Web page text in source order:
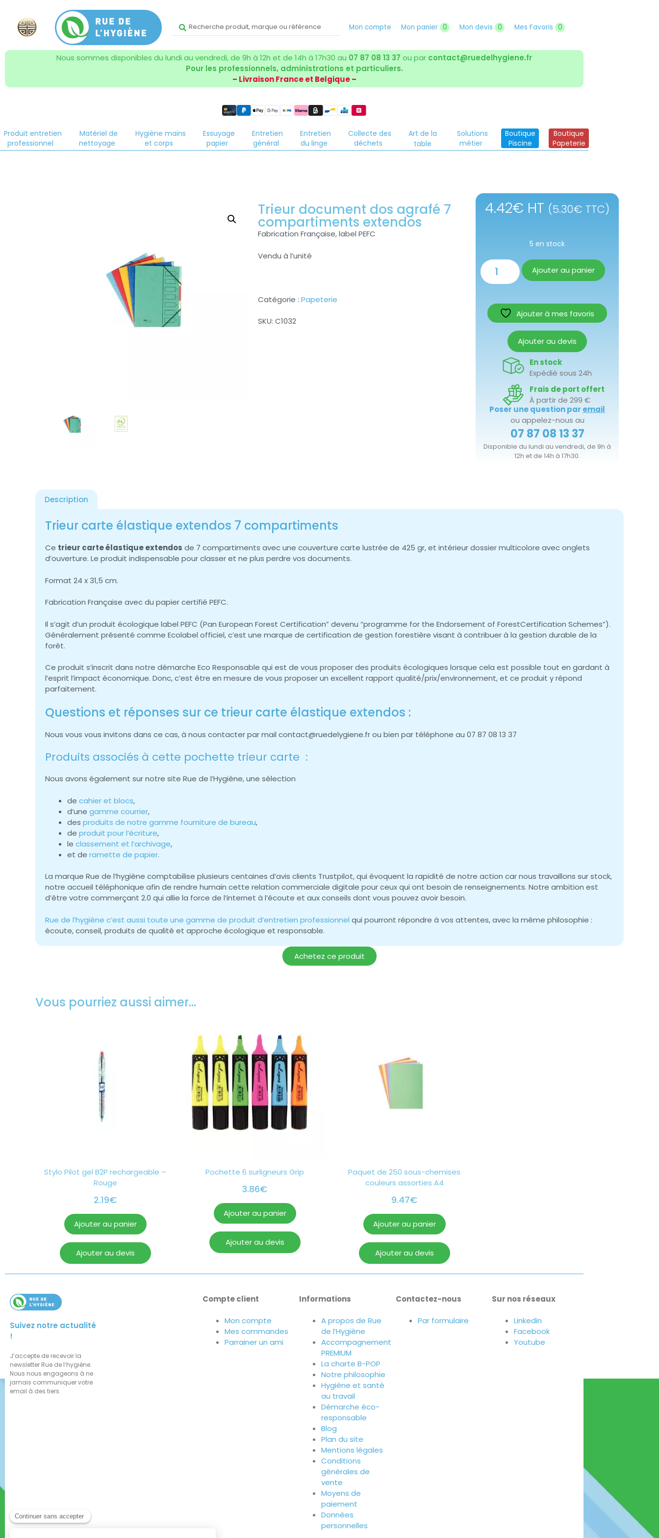
Mon compte Mon panier 0 Mon devis 0 Mes Favoris 0
Nous sommes disponibles du lundi au vendredi, de 9h à 12h et de 14h à 17h30 au 07 87 08 13 37 ou par contact@ruedelhygiene.fr
Pour les professionnels, administrations et particuliers.
– Livraison France et Belgique –
Produit entretien
professionnel
Matériel de
nettoyage
Hygiène mains
et corps
Essuyage
papier
Entretien
général
Entretien
du linge
Collecte des
déchets
Art de la
table
Solutions
métier
Boutique
Piscine
Boutique
Papeterie
Trieur document dos agrafé 7
compartiments extendos
Fabrication Française, label PEFC
Vendu à l’unité
Catégorie : Papeterie
SKU: C1032
4.42€ HT (5.30€ TTC)
5 en stock
Ajouter au panier
Ajouter à mes favoris
Ajouter au devis
En stock
Expédié sous 24h
Frais de port offert
À partir de 299 €
Poser une question par email
ou appelez-nous au
07 87 08 13 37
Disponible du lundi au vendredi, de 9h à
12h et de 14h à 17h30.
Description
Trieur carte élastique extendos 7 compartiments
Ce trieur carte élastique extendos de 7 compartiments avec une couverture carte lustrée de 425 gr, et intérieur dossier multicolore avec onglets
d’ouverture. Le produit indispensable pour classer et ne plus perdre vos documents.
Format 24 x 31,5 cm.
Fabrication Française avec du papier certifié PEFC.
Il s’agit d’un produit écologique label PEFC (Pan European Forest Certification” devenu “programme for the Endorsement of ForestCertification Schemes”).
Généralement présenté comme Ecolabel officiel, c’est une marque de certification de gestion forestière visant à contribuer à la gestion durable de la
forêt.
Ce produit s’inscrit dans notre démarche Eco Responsable qui est de vous proposer des produits écologiques lorsque cela est possible tout en gardant à
l’esprit l’impact économique. Donc, c’est être en mesure de vous proposer un excellent rapport qualité/prix/environnement, et ce produit y répond
parfaitement.
Questions et réponses sur ce trieur carte élastique extendos :
Nous vous vous invitons dans ce cas, à nous contacter par mail contact@ruedelygiene.fr ou bien par téléphone au 07 87 08 13 37
Produits associés à cette pochette trieur carte :
Nous avons également sur notre site Rue de l’Hygiène, une sélection
de cahier et blocs,
d’une gamme courrier,
des produits de notre gamme fourniture de bureau,
de produit pour l’écriture,
le classement et l’archivage,
et de ramette de papier.
La marque Rue de l’hygiène comptabilise plusieurs centaines d’avis clients Trustpilot, qui évoquent la rapidité de notre action car nous travaillons sur stock,
notre accueil téléphonique afin de rendre humain cette relation commerciale digitale pour ceux qui ont besoin de renseignements. Notre ambition est
d’être votre commerçant 2.0 qui allie la force de l’internet à l’écoute et aux conseils dont vous pouvez avoir besoin.
Rue de l’hygiène c’est aussi toute une gamme de produit d’entretien professionnel qui pourront répondre à vos attentes, avec la même philosophie :
écoute, conseil, produits de qualité et approche écologique et responsable.
Achetez ce produit
Vous pourriez aussi aimer…
Stylo Pilot gel B2P rechargeable –
Rouge
2.19€
Ajouter au panier
Ajouter au devis
Pochette 6 surligneurs Grip
3.86€
Ajouter au panier
Ajouter au devis
Paquet de 250 sous-chemises
couleurs assorties A4
9.47€
Ajouter au panier
Ajouter au devis
Suivez notre actualité
!
J’accepte de recevoir la
newsletter Rue de l’hygiène.
Nous nous engageons à ne
jamais communiquer votre
email à des tiers.
Compte client
Mon compte
Mes commandes
Parrainer un ami
Informations
A propos de Rue
de l’Hygiène
Accompagnement
PREMIUM
La charte B-POP
Notre philosophie
Hygiène et santé
au travail
Démarche éco-
responsable
Blog
Plan du site
Mentions légales
Conditions
générales de
vente
Moyens de
paiement
Données
personnelles
Contactez-nous
Par formulaire
Sur nos réseaux
Linkedin
Facebook
Youtube